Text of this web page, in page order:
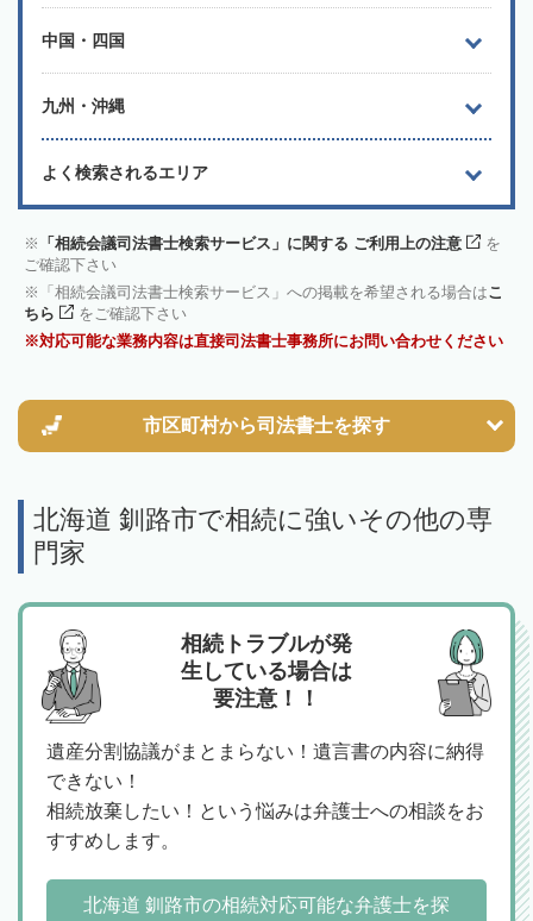
中国・四国
九州・沖縄
よく検索されるエリア
「相続会議司法書士検索サービス」に関する ご利用上の注意
を
ご確認下さい
「相続会議司法書士検索サービス」への掲載を希望される場合はこ
ちら
をご確認下さい
対応可能な業務内容は直接司法書士事務所にお問い合わせください
市区町村から司法書士を探す
北海道 釧路市で相続に強いその他の専
門家
相続トラブルが発
生している場合は
要注意！！
遺産分割協議がまとまらない！遺言書の内容に納得
できない！
相続放棄したい！という悩みは弁護士への相談をお
すすめします。
北海道 釧路市の相続対応可能な弁護士を探